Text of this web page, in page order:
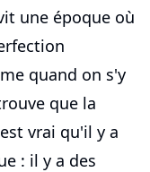
une époque où
quand on s'y
que la
vrai qu'il y a
: il y a des